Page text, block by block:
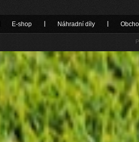
E-shop Náhradní díly